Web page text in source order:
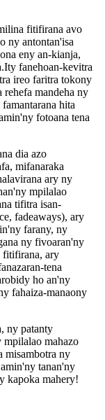
fitifirana avo
ny antontan'isa
eny an-kianja,
fanehoan-kevitra
ireo faritra tokony
rehefa mandeha ny
hita
fotoana tena
dia azo
mifanaraka
ary ny
mpilalao
tifitra isan-
fadeaways), ary
farany, ny
ny fivoaran'ny
fitifirana, ary
tena
ho an'ny
fahaiza-manaony
ny patanty
mahazo
misambotra ny
tanan'ny
kapoka mahery!